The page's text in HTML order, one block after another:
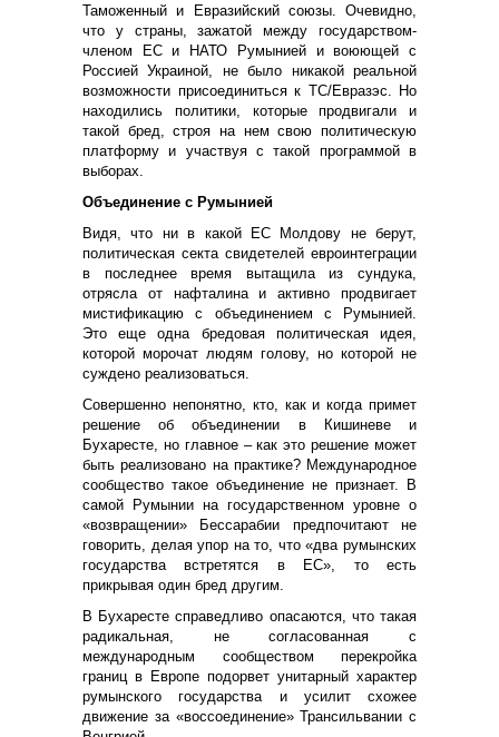
Таможенный и Евразийский союзы. Очевидно,
что у страны, зажатой между государством-
членом ЕС и НАТО Румынией и воюющей с
Россией Украиной, не было никакой реальной
возможности присоединиться к ТС/Евразэс. Но
находились политики, которые продвигали и
такой бред, строя на нем свою политическую
платформу и участвуя с такой программой в
выборах.
Объединение с Румынией
Видя, что ни в какой ЕС Молдову не берут,
политическая секта свидетелей евроинтеграции
в последнее время вытащила из сундука,
отрясла от нафталина и активно продвигает
мистификацию с объединением с Румынией.
Это еще одна бредовая политическая идея,
которой морочат людям голову, но которой не
суждено реализоваться.
Совершенно непонятно, кто, как и когда примет
решение об объединении в Кишиневе и
Бухаресте, но главное – как это решение может
быть реализовано на практике? Международное
сообщество такое объединение не признает. В
самой Румынии на государственном уровне о
«возвращении» Бессарабии предпочитают не
говорить, делая упор на то, что «два румынских
государства встретятся в ЕС», то есть
прикрывая один бред другим.
В Бухаресте справедливо опасаются, что такая
радикальная, не согласованная с
международным сообществом перекройка
границ в Европе подорвет унитарный характер
румынского государства и усилит схожее
движение за «воссоединение» Трансильвании с